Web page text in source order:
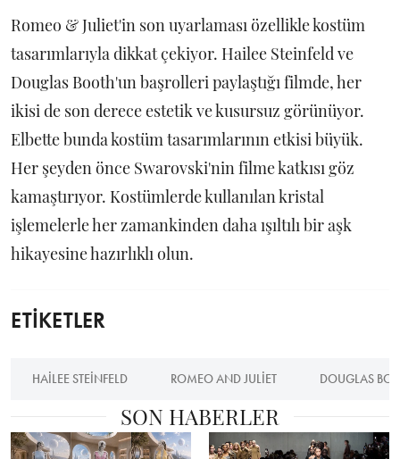
Romeo & Juliet'in son uyarlaması özellikle kostüm
tasarımlarıyla dikkat çekiyor. Hailee Steinfeld ve
Douglas Booth'un başrolleri paylaştığı filmde, her
ikisi de son derece estetik ve kusursuz görünüyor.
Elbette bunda kostüm tasarımlarının etkisi büyük.
Her şeyden önce Swarovski'nin filme katkısı göz
kamaştırıyor. Kostümlerde kullanılan kristal
işlemelerle her zamankinden daha ışıltılı bir aşk
hikayesine hazırlıklı olun.
ETİKETLER
HAILEE STEINFELD ROMEO AND JULIET DOUGLAS
SON HABERLER